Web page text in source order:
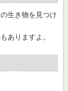
生き物を見つけ
ありますよ。